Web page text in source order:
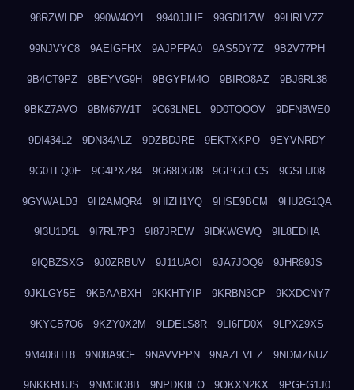
98RZWLDP 990W4OYL 9940JJHF 99GDI1ZW 99HRLVZZ
99NJVYC8 9AEIGFHX 9AJPFPA0 9AS5DY7Z 9B2V77PH
9B4CT9PZ 9BEYVG9H 9BGYPM4O 9BIRO8AZ 9BJ6RL38
9BKZ7AVO 9BM67W1T 9C63LNEL 9D0TQQOV 9DFN8WE0
9DI434L2 9DN34ALZ 9DZBDJRE 9EKTXKPO 9EYVNRDY
9G0TFQ0E 9G4PXZ84 9G68DG08 9GPGCFCS 9GSLIJ08
9GYWALD3 9H2AMQR4 9HIZH1YQ 9HSE9BCM 9HU2G1QA
9I3U1D5L 9I7RL7P3 9I87JREW 9IDKWGWQ 9IL8EDHA
9IQBZSXG 9J0ZRBUV 9J11UAOI 9JA7JOQ9 9JHR89JS
9JKLGY5E 9KBAABXH 9KKHTYIP 9KRBN3CP 9KXDCNY7
9KYCB7O6 9KZY0X2M 9LDELS8R 9LI6FD0X 9LPX29XS
9M408HT8 9N08A9CF 9NAVVPPN 9NAZEVEZ 9NDMZNUZ
9NKKRBUS 9NM3IO8B 9NPDK8EO 9OKXN2KX 9PGFG1J0